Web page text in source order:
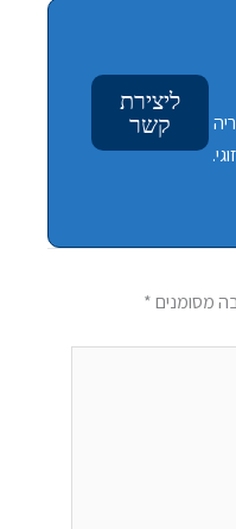
ליצירת
קשר
מסומנים*